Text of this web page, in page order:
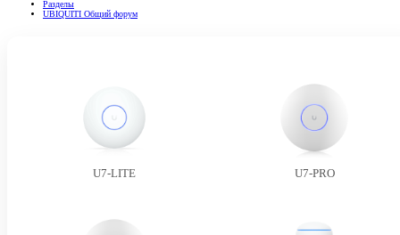
Разделы
UBIQUITI Общий форум
U7-LITE U7-PRO